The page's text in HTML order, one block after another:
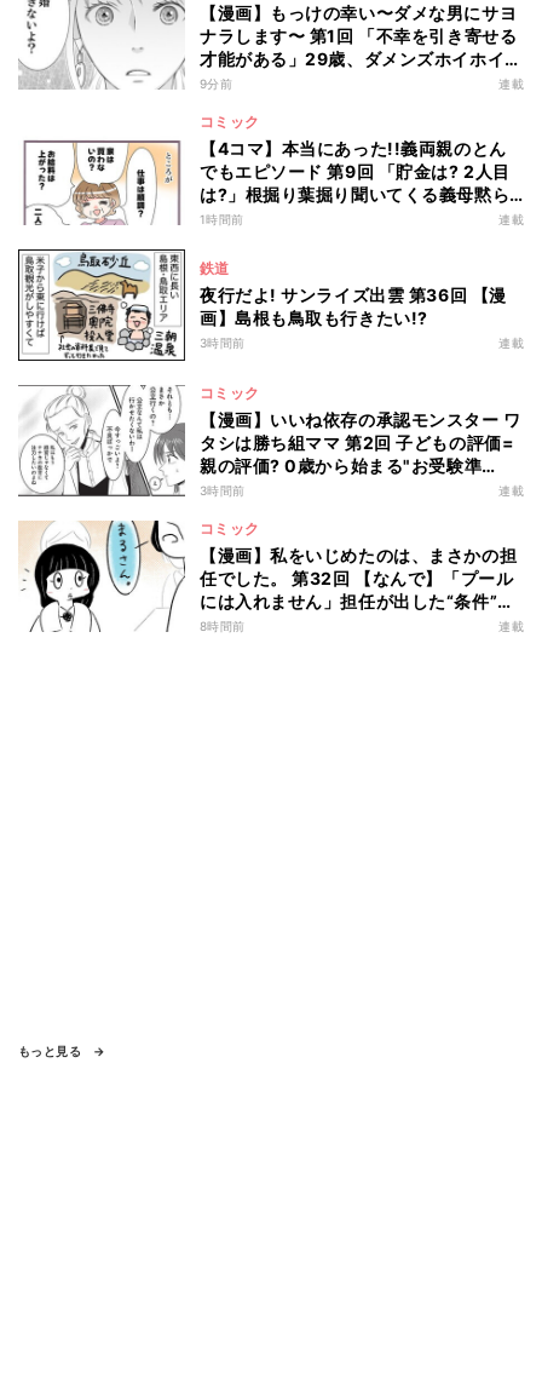
【漫画】もっけの幸い〜ダメな男にサヨ
ナラします〜 第1回 「不幸を引き寄せる
才能がある」29歳、ダメンズホイホイを
卒業した私のはずが…
9分前 連載
コミック
【4コマ】本当にあった!!義両親のとん
でもエピソード 第9回 「貯金は? 2人目
は?」根掘り葉掘り聞いてくる義母黙ら
せた一言
1時間前 連載
鉄道
夜行だよ! サンライズ出雲 第36回 【漫
画】島根も鳥取も行きたい!?
3時間前 連載
コミック
【漫画】いいね依存の承認モンスター ワ
タシは勝ち組ママ 第2回 子どもの評価=
親の評価? 0歳から始まる"お受験準
備"とは…
3時間前 連載
コミック
【漫画】私をいじめたのは、まさかの担
任でした。 第32回 【なんで】「プール
には入れません」担任が出した“条件”と
は?
8時間前 連載
もっと見る